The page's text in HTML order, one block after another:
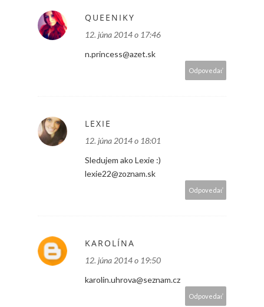
QUEENIKY
12. júna 2014 o 17:46
n.princess@azet.sk
Odpovedať
LEXIE
12. júna 2014 o 18:01
Sledujem ako Lexie :)
lexie22@zoznam.sk
Odpovedať
KAROLÍNA
12. júna 2014 o 19:50
karolin.uhrova@seznam.cz
Odpovedať